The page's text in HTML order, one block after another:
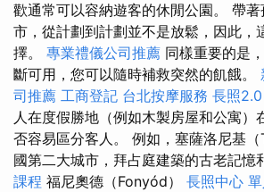
歡通常可以容納遊客的休閒公園。 帶
市，從計劃到計劃並不是放鬆，因此，
擇。 專業禮儀公司推薦 同樣重要的是
斷可用，您可以隨時補救突然的飢餓。
司推薦 工商登記 台北按摩服務 長照2.0
人在度假勝地（例如木製房屋和公寓）
否容易區分客人。 例如，塞薩洛尼基
國第二大城市，拜占庭建築的古老記憶
課程 福尼奧德（Fonyód） 長照中心